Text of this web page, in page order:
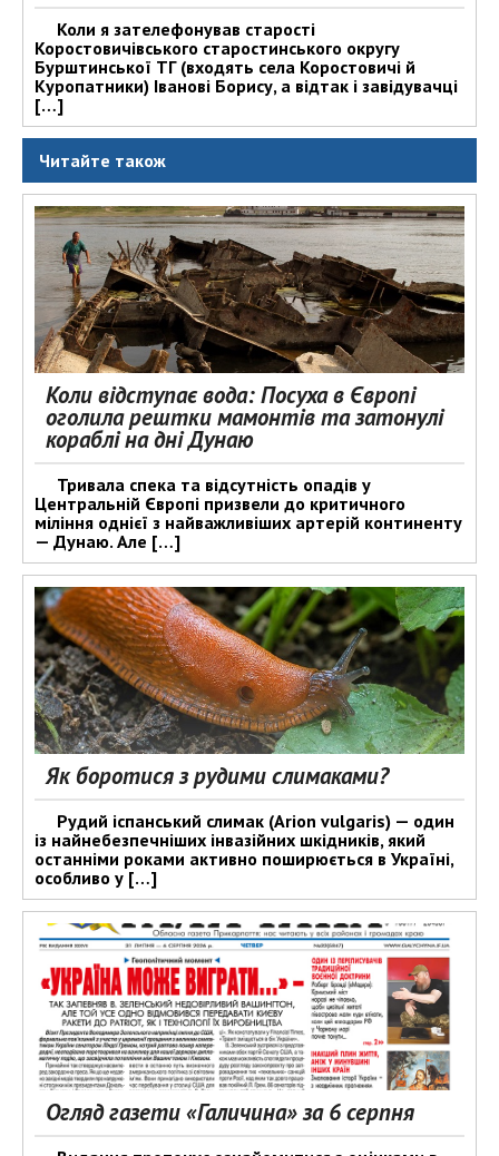
Коли я зателефонував старості
Коростовичівського старостинського округу
Бурштинської ТГ (входять села Коростовичі й
Куропатники) Іванові Борису, а відтак і завідувачці
[…]
Читайте також
Коли відступає вода: Посуха в Європі
оголила рештки мамонтів та затонулі
кораблі на дні Дунаю
Тривала спека та відсутність опадів у
Центральній Європі призвели до критичного
міління однієї з найважливіших артерій континенту
— Дунаю. Але […]
Як боротися з рудими слимаками?
Рудий іспанський слимак (Arion vulgaris) — один
із найнебезпечніших інвазійних шкідників, який
останніми роками активно поширюється в Україні,
особливо у […]
Огляд газети «Галичина» за 6 серпня